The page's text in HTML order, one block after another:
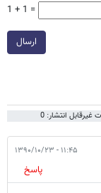
1 + 1 =
ارسال
غیرقابل انتشار: 0
۱۱:۴۵ - ۱۳۹۰/۱۰/۲۳
پاسخ